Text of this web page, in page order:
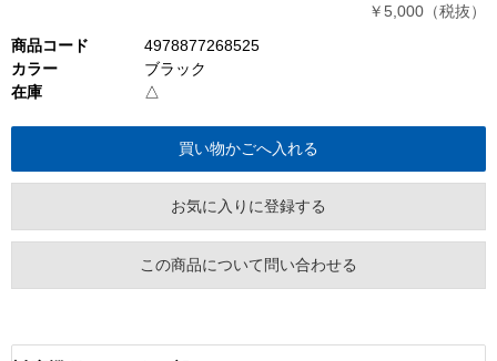
￥5,000（税抜）
商品コード
4978877268525
カラー
ブラック
在庫
△
お気に入りに登録する
この商品について問い合わせる